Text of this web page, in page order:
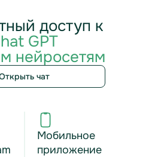
доступ к
GPT
нейросетям
чат
Мобильное
приложение